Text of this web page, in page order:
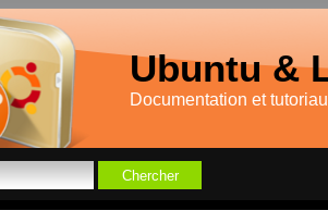
Ubuntu &
Documentation et